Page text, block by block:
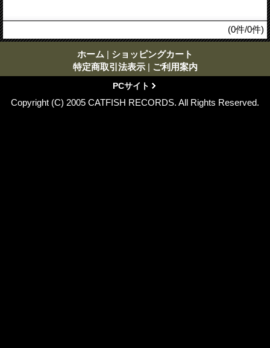
(0件/0件)
ホーム | ショッピングカート
特定商取引法表示 | ご利用案内
PCサイト
Copyright (C) 2005 CATFISH RECORDS. All Rights Reserved.